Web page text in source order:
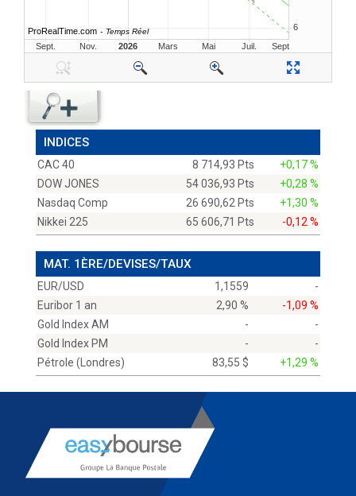
INDICES
CAC 40 8 714,93 Pts
+0,17 %
DOW JONES
54 036,93 Pts
+0,28 %
Nasdaq Comp
26 690,62 Pts
+1,30 %
Nikkei 225
65 606,71 Pts -0,12 %
MAT. 1ÈRE/DEVISES/TAUX
EUR/USD 1,1559
-
Euribor 1 an
2,90 %
-1,09 %
Gold Index AM
-
-
Gold Index PM
-
-
Pétrole (Londres)
83,55 $ +1,29 %